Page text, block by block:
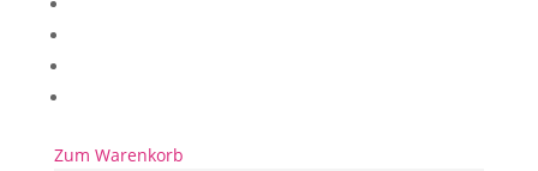
Zum Warenkorb